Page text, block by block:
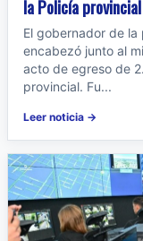
la Policía provincial
El gobernador de la
encabezó junto al
acto de egreso de
provincial. Fu...
Leer noticia →